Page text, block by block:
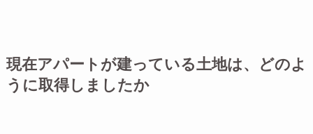
現在アパートが建っている土地は、どのよ
うに取得しましたか